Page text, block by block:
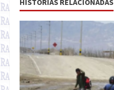
HISTORIAS RELACIONADAS